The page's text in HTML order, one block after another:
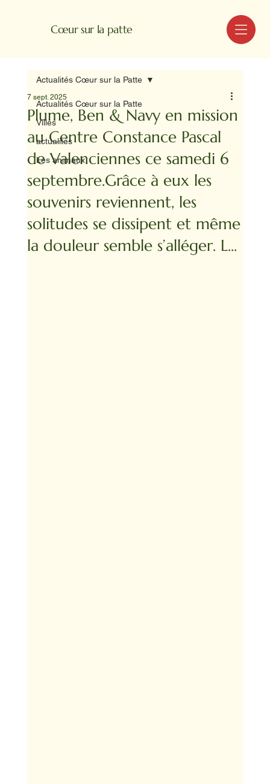
Cœur sur la patte MENU
Actualités Cœur sur la Patte
Villes
actualités
Les animaux
Actualités Cœur sur la Patte
Plume, Ben & Navy en mission
au Centre Constance Pascal
de Valenciennes ce samedi 6
septembre.Grâce à eux les
souvenirs reviennent, les
solitudes se dissipent et même
la douleur semble s’alléger. L...
7 sept. 2025